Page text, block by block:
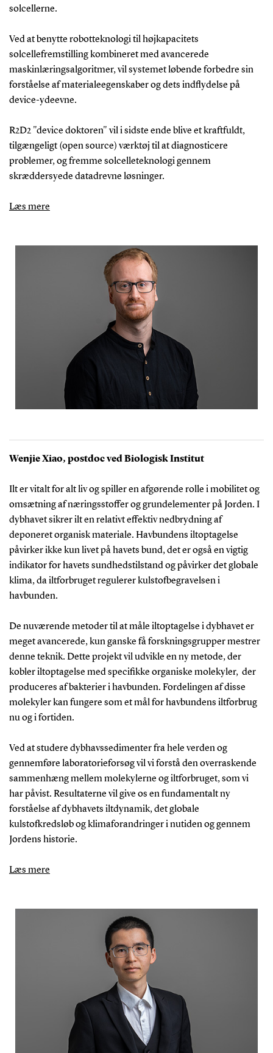
solcellerne.
Ved at benytte robotteknologi til højkapacitets
solcellefremstilling kombineret med avancerede
maskinlæringsalgoritmer, vil systemet løbende forbedre sin
forståelse af materialeegenskaber og dets indflydelse på
device-ydeevne.
R2D2 "device doktoren" vil i sidste ende blive et kraftfuldt,
tilgængeligt (open source) værktøj til at diagnosticere
problemer, og fremme solcelleteknologi gennem
skræddersyede datadrevne løsninger.
Læs mere
Wenjie Xiao, postdoc ved Biologisk Institut
Ilt er vitalt for alt liv og spiller en afgørende rolle i mobilitet og
omsætning af næringsstoffer og grundelementer på Jorden. I
dybhavet sikrer ilt en relativt effektiv nedbrydning af
deponeret organisk materiale. Havbundens iltoptagelse
påvirker ikke kun livet på havets bund, det er også en vigtig
indikator for havets sundhedstilstand og påvirker det globale
klima, da iltforbruget regulerer kulstofbegravelsen i
havbunden.
De nuværende metoder til at måle iltoptagelse i dybhavet er
meget avancerede, kun ganske få forskningsgrupper mestrer
denne teknik. Dette projekt vil udvikle en ny metode, der
kobler iltoptagelse med specifikke organiske molekyler, der
produceres af bakterier i havbunden. Fordelingen af disse
molekyler kan fungere som et mål for havbundens iltforbrug
nu og i fortiden.
Ved at studere dybhavssedimenter fra hele verden og
gennemføre laboratorieforsøg vil vi forstå den overraskende
sammenhæng mellem molekylerne og iltforbruget, som vi
har påvist. Resultaterne vil give os en fundamentalt ny
forståelse af dybhavets iltdynamik, det globale
kulstofkredsløb og klimaforandringer i nutiden og gennem
Jordens historie.
Læs mere